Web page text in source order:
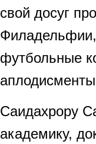
свой досуг
футбольные
Саидахрору
академику,